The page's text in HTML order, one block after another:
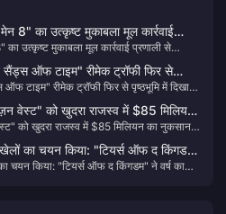
8" का उत्कृष्ट मुकाबला मूल कार्रवाई
उत्कृष्ट मुकाबला मूल कार्रवाई प्रणाली से
सैंड्स ऑफ टाइम" रीमेक ट्रॉफी फिर से
टाइम" रीमेक ट्रॉफी फिर से पृष्ठभूमि में दिखाई
वेस्ट" को खुदरा राजस्व में $85 मिलियन
को खुदरा राजस्व में $85 मिलियन का नुकसान
का चयन किया: "टियर्स ऑफ द किंगडम"
चयन किया: "टियर्स ऑफ द किंगडम" ने वर्ष का